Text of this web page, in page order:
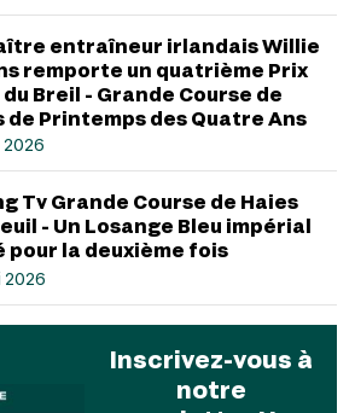
entraîneur irlandais Willie
remporte un quatrième Prix
Breil - Grande Course de
de Printemps des Quatre Ans
2026
Tv Grande Course de Haies
- Un Losange Bleu impérial
pour la deuxième fois
2026
Inscrivez-vous à
notre